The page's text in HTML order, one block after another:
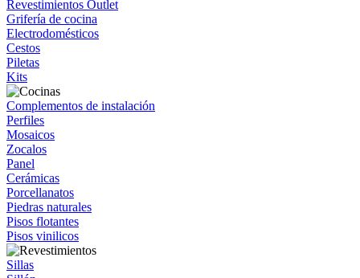
Revestimientos Outlet
Grifería de cocina
Electrodomésticos
Cestos
Piletas
Kits
Complementos de instalación
Perfiles
Mosaicos
Zocalos
Panel
Cerámicas
Porcellanatos
Piedras naturales
Pisos flotantes
Pisos vinilicos
Sillas